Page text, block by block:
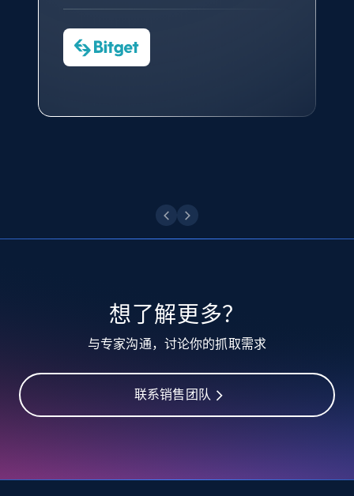
10.4K+ 1.2K+
posts by array of profiles
engagement rate, Comment engagement rate,
Like engagement rate, Bio link, Predicted lang,
and more.
963+
and country
数据科学专家
Charmagne Cruz
—— Shopee Philippines Inc. 报告与分析、
Convert Group 的 CTO
想了解更多？
与专家沟通，讨论你的抓取需求
联系销售团队